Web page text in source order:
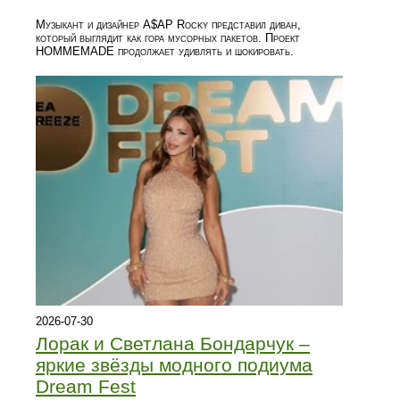
Музыкант и дизайнер A$AP Rocky представил диван,
который выглядит как гора мусорных пакетов. Проект
HOMMEMADE продолжает удивлять и шокировать.
2026-07-30
Лорак и Светлана Бондарчук –
яркие звёзды модного подиума
Dream Fest